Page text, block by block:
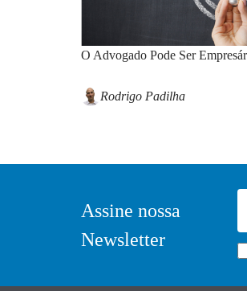
O Advogado Pode Ser
Rodrigo Padilha
Assine nossa
Newsletter